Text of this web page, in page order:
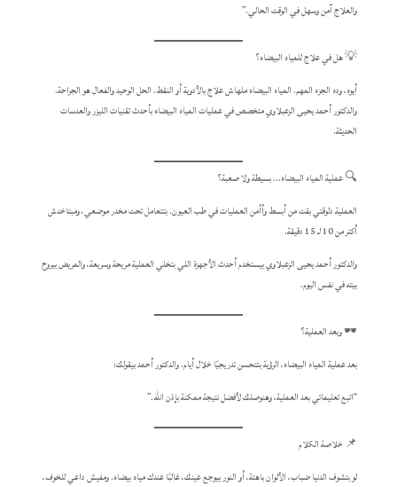
والعلاج آمن وسهل في الوقت الحالي.”
💡 هل في علاج للمياه البيضاء؟
أيوه، وده الجزء المهم. المياه البيضاء ملهاش علاج بالأدوية أو النقط. الحل الوحيد والفعال هو الجراحة.
والدكتور أحمد يحيى الزعبلاوي متخصص في عمليات المياه البيضاء بأحدث تقنيات الليزر والعدسات
الحديثة.
🔍 عملية المياه البيضاء… بسيطة ولا صعبة؟
العملية دلوقتي بقت من أبسط وأأمن العمليات في طب العيون. بتتعامل تحت مخدر موضعي، ومبتاخدش
أكتر من 10 لـ 15 دقيقة.
والدكتور أحمد يحيى الزعبلاوي بيستخدم أحدث الأجهزة اللي بتخلي العملية مريحة وسريعة، والمريض بيروح
بيته في نفس اليوم.
🕶️ وبعد العملية؟
بعد عملية المياه البيضاء، الرؤية بتتحسن تدريجيًا خلال أيام. والدكتور أحمد بيقولك:
“اتبع تعليماتي بعد العملية، وهنوصلك لأفضل نتيجة ممكنة بإذن الله.”
📌 خلاصة الكلام
لو بتشوف الدنيا ضباب، الألوان باهتة، أو النور بيوجع عينك، غالبًا عندك مياه بيضاء. ومفيش داعي للخوف،